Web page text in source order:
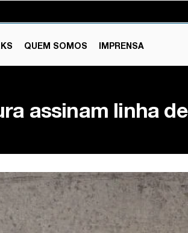
QUEM SOMOS IMPRENSA
assinam linha de